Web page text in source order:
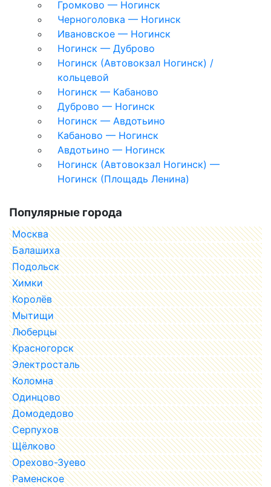
Громково — Ногинск
Черноголовка — Ногинск
Ивановское — Ногинск
Ногинск — Дуброво
Ногинск (Автовокзал Ногинск) /
кольцевой
Ногинск — Кабаново
Дуброво — Ногинск
Ногинск — Авдотьино
Кабаново — Ногинск
Авдотьино — Ногинск
Ногинск (Автовокзал Ногинск) —
Ногинск (Площадь Ленина)
Популярные города
Москва
Балашиха
Подольск
Химки
Королёв
Мытищи
Люберцы
Красногорск
Электросталь
Коломна
Одинцово
Домодедово
Серпухов
Щёлково
Орехово-Зуево
Раменское